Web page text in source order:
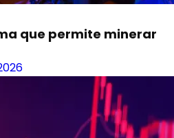
que permite minerar